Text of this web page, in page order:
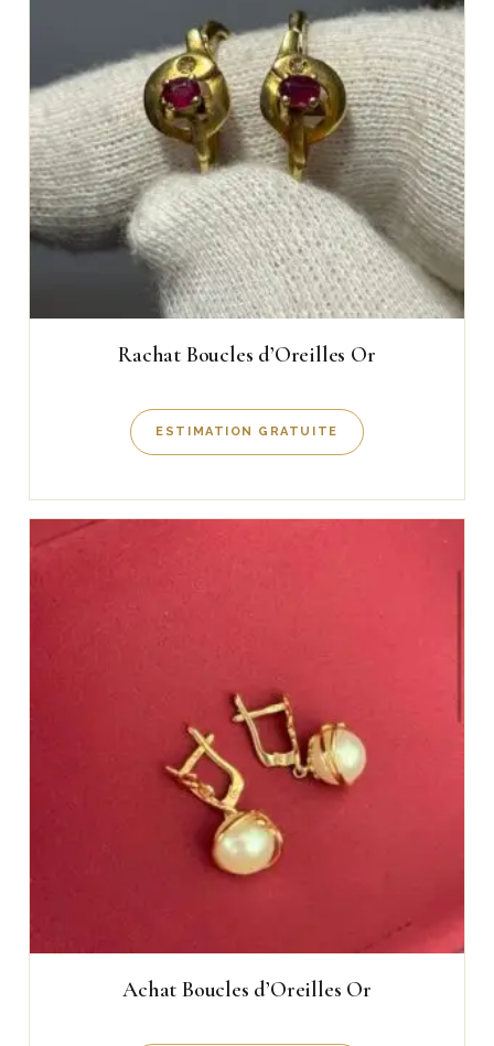
Rachat Boucles d’Oreilles Or
ESTIMATION GRATUITE
Achat Boucles d’Oreilles Or